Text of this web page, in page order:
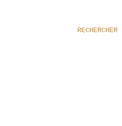
RECHERCHER